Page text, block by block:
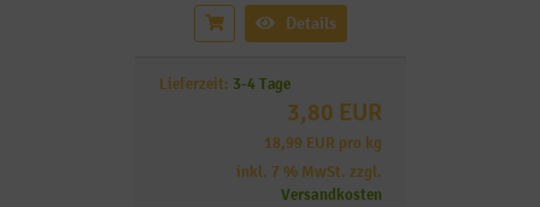
Details
Lieferzeit: 3-4 Tage
3,80 EUR
18,99 EUR pro kg
inkl. 7 % MwSt. zzgl.
Versandkosten